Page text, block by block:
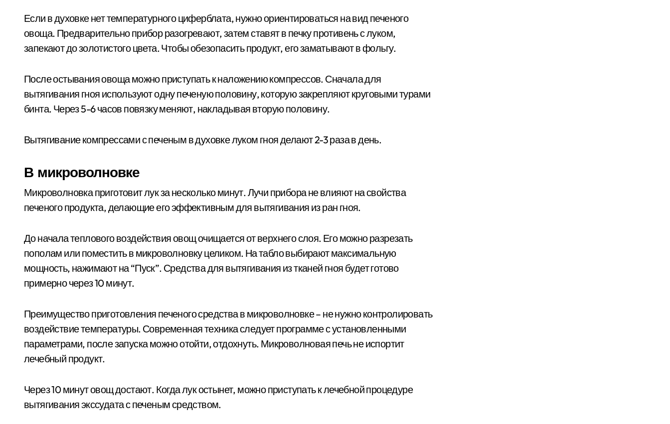
Если в духовке нет температурного циферблата, нужно ориентироваться на вид печеного
овоща. Предварительно прибор разогревают, затем ставят в печку противень с луком,
запекают до золотистого цвета. Чтобы обезопасить продукт, его заматывают в фольгу.
После остывания овоща можно приступать к наложению компрессов. Сначала для
вытягивания гноя используют одну печеную половину, которую закрепляют круговыми турами
бинта. Через 5-6 часов повязку меняют, накладывая вторую половину.
Вытягивание компрессами с печеным в духовке луком гноя делают 2-3 раза в день.
В микроволновке
Микроволновка приготовит лук за несколько минут. Лучи прибора не влияют на свойства
печеного продукта, делающие его эффективным для вытягивания из ран гноя.
До начала теплового воздействия овощ очищается от верхнего слоя. Его можно разрезать
пополам или поместить в микроволновку целиком. На табло выбирают максимальную
мощность, нажимают на “Пуск”. Средства для вытягивания из тканей гноя будет готово
примерно через 10 минут.
Преимущество приготовления печеного средства в микроволновке – не нужно контролировать
воздействие температуры. Современная техника следует программе с установленными
параметрами, после запуска можно отойти, отдохнуть. Микроволновая печь не испортит
лечебный продукт.
Через 10 минут овощ достают. Когда лук остынет, можно приступать к лечебной процедуре
вытягивания экссудата с печеным средством.